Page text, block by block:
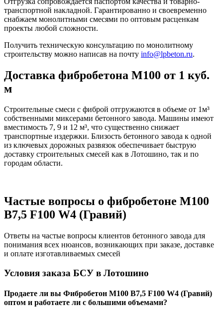
транспортной накладной. Гарантированно и своевременно
снабжаем монолитными смесями по оптовым расценкам
проекты любой сложности.
Получить техническую консультацию по монолитному
строительству можно написав на почту info@lpbeton.ru.
Доставка фибробетона М100 от 1 куб.
м
Строительные смеси с фиброй отгружаются в объеме от 1м³
собственными миксерами бетонного завода. Машины имеют
вместимость 7, 9 и 12 м³, что существенно снижает
транспортные издержки. Близость бетонного завода к одной
из ключевых дорожных развязок обеспечивает быструю
доставку строительных смесей как в Лотошино, так и по
городам области.
Частые вопросы о фибробетоне М100
B7,5 F100 W4 (Гравий)
Ответы на частые вопросы клиентов бетонного завода для
понимания всех нюансов, возникающих при заказе, доставке
и оплате изготавливаемых смесей
Условия заказа БСУ в Лотошино
Продаете ли вы Фибробетон М100 B7,5 F100 W4 (Гравий)
оптом и работаете ли с большими объемами?